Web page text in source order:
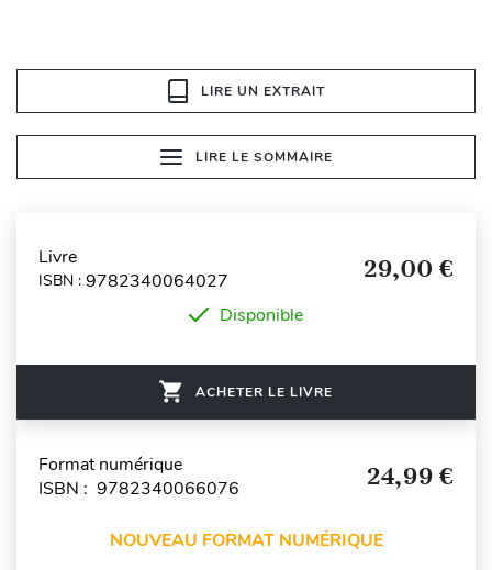
LIRE UN EXTRAIT
LIRE LE SOMMAIRE
Livre
ISBN : 9782340064027 29,00 €
Disponible
ACHETER LE LIVRE
Format numérique
ISBN : 9782340066076
24,99 €
NOUVEAU FORMAT NUMÉRIQUE